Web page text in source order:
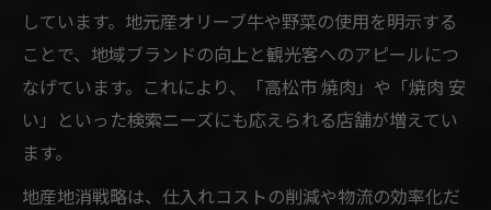
しています。地元産オリーブ牛や野菜の使用を明示する
ことで、地域ブランドの向上と観光客へのアピールにつ
なげています。これにより、「高松市 焼肉」や「焼肉 安
い」といった検索ニーズにも応えられる店舗が増えてい
ます。
地産地消戦略は、仕入れコストの削減や物流の効率化だ